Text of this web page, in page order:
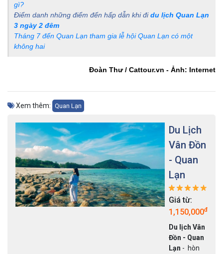
gì?
Điểm danh những điểm đến hấp dẫn khi đidu lịch Quan Lạn
3 ngày 2 đêm
Tháng 7 đến Quan Lạn tham gia lễ hội Quan Lạn có một
không hai
Đoàn Thư / Cattour.vn - Ảnh: Internet
Xem thêm: Quan Lạn
Du Lịch
Vân Đồn
- Quan
Lạn
Giá từ:
1,150,000đ
Du lịch Vân
Đồn - Quan
Lạn - hòn